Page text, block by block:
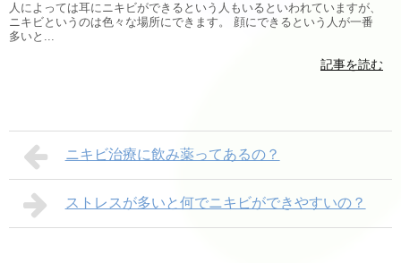
人によっては耳にニキビができるという人もいるといわれていますが、
ニキビというのは色々な場所にできます。 顔にできるという人が一番
多いと...
記事を読む
ニキビ治療に飲み薬ってあるの？
ストレスが多いと何でニキビができやすいの？